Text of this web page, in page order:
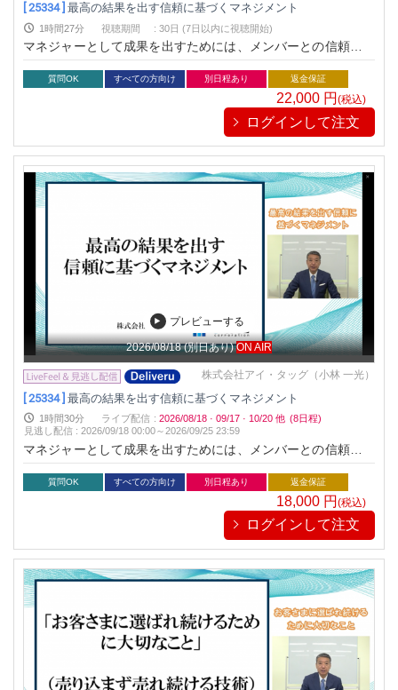
[ 25334 ] 最高の結果を出す信頼に基づくマネジメント
1時間27分 視聴期間 : 30日 (7日以内に視聴開始)
マネジャーとして成果を出すためには、メンバーとの信頼関係
を構築することが最も重要です。その具体的方法や成果につな
げるためのマネジメントスキルを身につける講座です。
質問OK すべての方向け 別日程あり 返金保証
22,000 円 (税込)
ログインして注文
プレビューする
2026/08/18 (別日あり) ON AIR
株式会社アイ・タッグ（小林 一光）
[ 25334 ] 最高の結果を出す信頼に基づくマネジメント
1時間30分 ライブ配信 : 2026/08/18 · 09/17 · 10/20 他 (8日程)
見逃し配信 :2026/09/18 00:00～2026/09/25 23:59
マネジャーとして成果を出すためには、メンバーとの信頼関係
を構築することが最も重要です。その具体的方法や成果につな
げるためのマネジメントスキルを身につける講座です。
質問OK すべての方向け 別日程あり 返金保証
18,000 円(税込)
ログインして注文